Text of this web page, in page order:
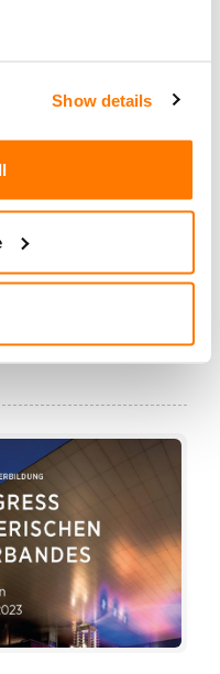
Show details
aus
Justitia 4.0:
Applikation
entstehenden